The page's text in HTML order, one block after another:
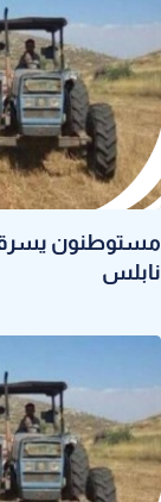
مستوطنون
نابلس